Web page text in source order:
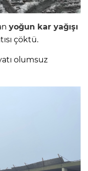
yoğun kar yağışı
çöktü.
olumsuz